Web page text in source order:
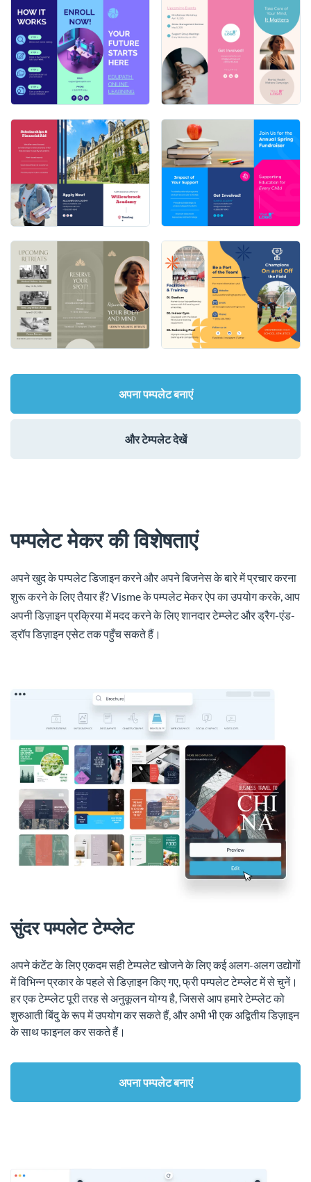
अपना पम्पलेट बनाएं
और टेम्पलेट देखें
पम्पलेट मेकर की विशेषताएं
अपने खुद के पम्पलेट डिजाइन करने और अपने बिजनेस के बारे में प्रचार करना
शुरू करने के लिए तैयार हैं? Visme के पम्पलेट मेकर ऐप का उपयोग करके, आप
अपनी डिज़ाइन प्रक्रिया में मदद करने के लिए शानदार टेम्प्लेट और ड्रैग-एंड-
ड्रॉप डिज़ाइन एसेट तक पहुँच सकते हैं।
सुंदर पम्पलेट टेम्प्लेट
अपने कंटेंट के लिए एकदम सही टेम्पलेट खोजने के लिए कई अलग-अलग उद्योगों
में विभिन्न प्रकार के पहले से डिज़ाइन किए गए, फ्री पम्पलेट टेम्प्लेट में से चुनें।
हर एक टेम्प्लेट पूरी तरह से अनुकूलन योग्य है, जिससे आप हमारे टेम्प्लेट को
शुरुआती बिंदु के रूप में उपयोग कर सकते हैं, और अभी भी एक अद्वितीय डिज़ाइन
के साथ फाइनल कर सकते हैं।
अपना पम्पलेट बनाएं